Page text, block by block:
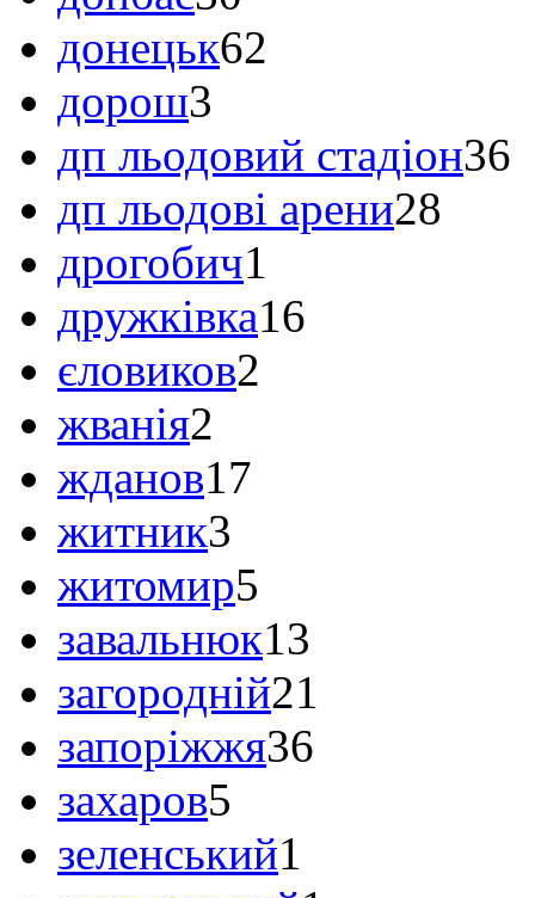
донецьк62
дорош3
дп льодовий стадіон36
дп льодові арени28
дрогобич1
дружківка16
єловиков2
жванія2
жданов17
житник3
житомир5
завальнюк13
загородній21
запоріжжя36
захаров5
зеленський1